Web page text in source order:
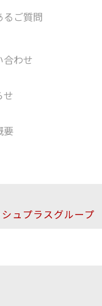
るご質問
合わせ
せ
要
ュプラスグループ